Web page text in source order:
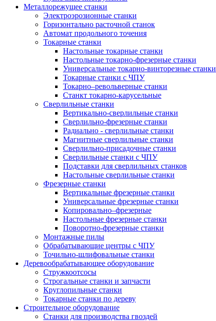
Металлорежущее станки
Электроэрозионные станки
Горизонтально расточной станок
Автомат продольного точения
Токарные станки
Настольные токарные станки
Настольные токарно-фрезерные станки
Универсальные токарно-винторезные станки
Токарные станки с ЧПУ
Токарно–револьверные станки
Станкт токарно-карусельные
Сверлильные станки
Вертикально-сверлильные станки
Сверлильно-фрезерные станки
Радиально - сверлильные станки
Магнитные сверлильные станки
Сверлильно-присадочные станки
Сверлильные станки с ЧПУ
Подставки для сверлильных станков
Настольные сверлильные станки
Фрезерные станки
Вертикальные фрезерные станки
Универсальные фрезерные станки
Копировально–фрезерные
Настольные фрезерные станки
Поворотно-фрезерные станки
Монтажные пилы
Обрабатывающие центры с ЧПУ
Точильно-шлифовальные станки
Деревообрабатывающее оборудование
Стружкоотсосы
Строгальные станки и запчасти
Круглопильные станки
Токарные станки по дереву
Строительное оборудование
Станки для производства гвоздей